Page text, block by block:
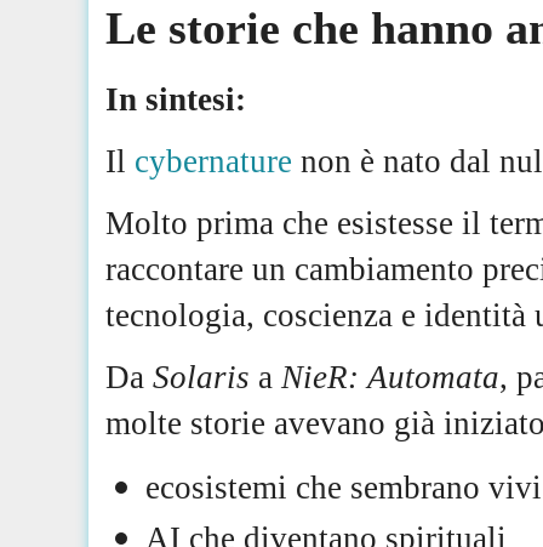
Le storie che hanno
In sintesi:
Il cybernature non è nato dal
Molto prima che esistesse il
raccontare un cambiamento
tecnologia, coscienza e identità
DaSolaris aNieR: Automata,
molte storie avevano già
ecosistemi che sembrano vivi
AI che diventano spirituali